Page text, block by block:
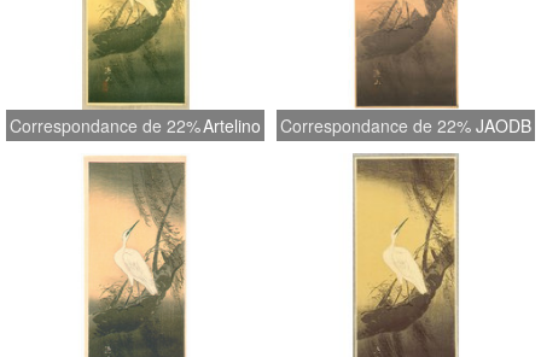
Correspondance de 22%Artelino Correspondance de 22% JAODB